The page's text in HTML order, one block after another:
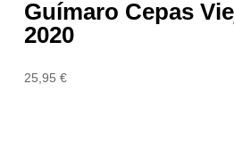
Guímaro Cepas
2020
25,95€